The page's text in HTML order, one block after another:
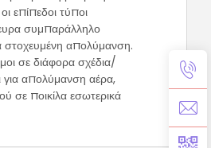
επίπεδοι τύποι
συμπαράλληλο
στοχευμένη απολύμανση.
σε διάφορα σχέδια/
για απολύμανση αέρα,
σε ποικίλα εσωτερικά